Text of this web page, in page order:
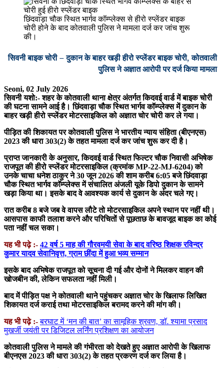
छिंदवाड़ा चौक स्थित भार्गव कॉम्प्लेक्स से हीरो स्प्लेंडर बाइक
चोरी होने के बाद कोतवाली पुलिस ने मामला दर्ज कर जांच शुरू
की।
सिवनी बाइक चोरी – दुकान के बाहर खड़ी हीरो स्प्लेंडर बाइक चोरी, कोतवाली
पुलिस ने अज्ञात आरोपी पर दर्ज किया मामला
Seoni, 02 July 2026
सिवनी यशो:- शहर के कोतवाली थाना क्षेत्र अंतर्गत किदवई वार्ड में बाइक चोरी
की घटना सामने आई है। छिंदवाड़ा चौक स्थित भार्गव कॉम्प्लेक्स में दुकान के
बाहर खड़ी हीरो स्प्लेंडर मोटरसाइकिल को अज्ञात चोर चोरी कर ले गया।
पीड़ित की शिकायत पर कोतवाली पुलिस ने भारतीय न्याय संहिता (बीएनएस)
2023 की धारा 303(2) के तहत मामला दर्ज कर जांच शुरू कर दी है।
प्राप्त जानकारी के अनुसार, किदवई वार्ड स्थित फिल्टर चौक निवासी अभिषेक
राजपूत की हीरो स्प्लेंडर मोटरसाइकिल (क्रमांक MP-22-MJ-6204) को
उनके चाचा धनेश ठाकुर ने 30 जून 2026 की शाम करीब 6:05 बजे छिंदवाड़ा
चौक स्थित भार्गव कॉम्प्लेक्स में संचालित अंजली यूके डिपो दुकान के सामने
खड़ा किया था। इसके बाद वे आवश्यक कार्य से दुकान के अंदर चले गए।
रात करीब 8 बजे जब वे वापस लौटे तो मोटरसाइकिल अपने स्थान पर नहीं थी।
आसपास काफी तलाश करने और परिचितों से पूछताछ के बावजूद बाइक का कोई
पता नहीं चल सका।
यह भी पढ़े :- 42 वर्ष 5 माह की गौरवमयी सेवा के बाद वरिष्ठ शिक्षक रविन्द्र
कुमार यादव सेवानिवृत्त, ग्राम छींदा में हुआ भव्य सम्मान
इसके बाद अभिषेक राजपूत को सूचना दी गई और दोनों ने मिलकर वाहन की
खोजबीन की, लेकिन सफलता नहीं मिली।
बाद में पीड़ित पक्ष ने कोतवाली थाने पहुंचकर अज्ञात चोर के खिलाफ लिखित
शिकायत दर्ज कराई तथा मोटरसाइकिल बरामद करने की मांग की।
यह भी पढ़े :-बरघाट में ‘मन की बात’ का सामूहिक श्रवण, डॉ. श्यामा प्रसाद
मुखर्जी जयंती पर डिजिटल लर्निंग प्रशिक्षण का आयोजन
कोतवाली पुलिस ने मामले की गंभीरता को देखते हुए अज्ञात आरोपी के खिलाफ
बीएनएस 2023 की धारा 303(2) के तहत प्रकरण दर्ज कर लिया है।